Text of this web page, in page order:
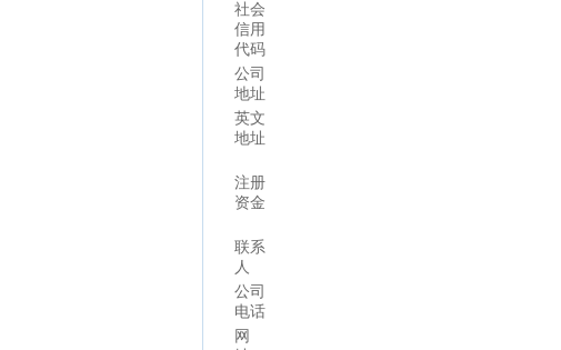
社会
信用
代码
公司
地址
英文
地址
注册
资金
联系
人
公司
电话
网